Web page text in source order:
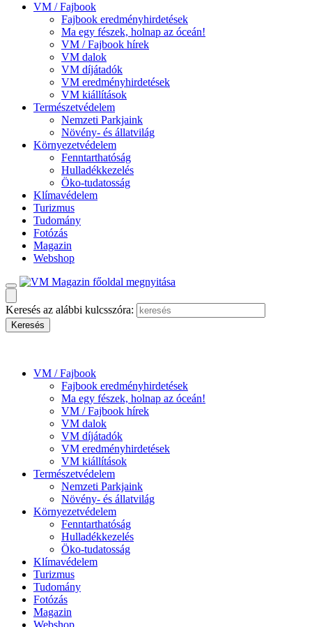
VM / Fajbook
Fajbook eredményhirdetések
Ma egy fészek, holnap az óceán!
VM / Fajbook hírek
VM dalok
VM díjátadók
VM eredményhirdetések
VM kiállítások
Természetvédelem
Nemzeti Parkjaink
Növény- és állatvilág
Környezetvédelem
Fenntarthatóság
Hulladékkezelés
Öko-tudatosság
Klímavédelem
Turizmus
Tudomány
Fotózás
Magazin
Webshop
Keresés az alábbi kulcsszóra:
VM / Fajbook
Fajbook eredményhirdetések
Ma egy fészek, holnap az óceán!
VM / Fajbook hírek
VM dalok
VM díjátadók
VM eredményhirdetések
VM kiállítások
Természetvédelem
Nemzeti Parkjaink
Növény- és állatvilág
Környezetvédelem
Fenntarthatóság
Hulladékkezelés
Öko-tudatosság
Klímavédelem
Turizmus
Tudomány
Fotózás
Magazin
Webshop